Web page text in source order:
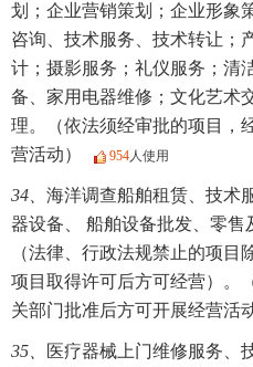
划；企业营销策划；企业形象
咨询、技术服务、技术转让；
计；摄影服务；礼仪服务；清
备、家用电器维修；文化艺术
理。（依法须经审批的项目，
营活动）
954人使用
34、 海洋调查船舶租赁、技术
器设备、 船舶设备批发、零售
（法律、行政法规禁止的项
项目取得许可后方可经营）。
关部门批准后方可开展经营活动
35、
医疗器械上门维修服务、